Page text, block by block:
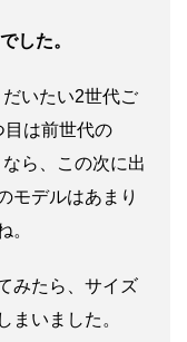
した。
いたい2世代ご
目は前世代の
ら、この次に出
モデルはあまり
。
みたら、サイズ
まいました。